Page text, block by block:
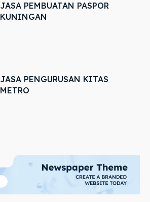
JASA PEMBUATAN PASPOR
KUNINGAN
JASA PENGURUSAN KITAS
METRO